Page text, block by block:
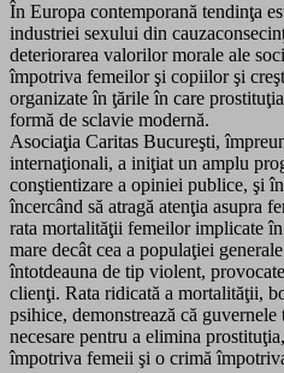
În Europa contemporană tendinţa
industriei sexului din
deteriorarea valorilor morale ale
împotriva femeilor şi copiilor şi
organizate în ţările în care
formă de sclavie modernă.
Asociaţia Caritas Bucureşti,
internaţionali, a iniţiat un amplu
conştientizare a opiniei publice, şi
încercând să atragă atenţia asupra
rata mortalităţii femeilor implicate
mare decât cea a populaţiei
întotdeauna de tip violent,
clienţi. Rata ridicată a mortalităţii,
psihice, demonstrează că
necesare pentru a elimina
împotriva femeii şi o crimă